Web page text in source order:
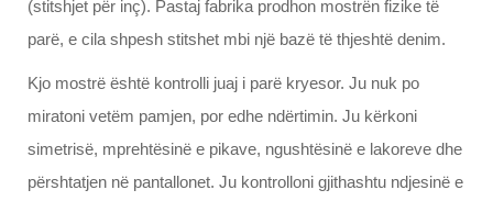
(stitshjet për inç). Pastaj fabrika prodhon mostrën fizike të
parë, e cila shpesh stitshet mbi një bazë të thjeshtë denim.
Kjo mostrë është kontrolli juaj i parë kryesor. Ju nuk po
miratoni vetëm pamjen, por edhe ndërtimin. Ju kërkoni
simetrisë, mprehtësinë e pikave, ngushtësinë e lakoreve dhe
përshtatjen në pantallonet. Ju kontrolloni gjithashtu ndjesinë e